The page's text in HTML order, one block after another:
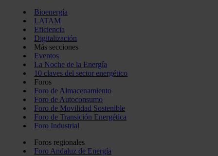
Bioenergía
LATAM
Eficiencia
Digitalización
Más secciones
Eventos
La Noche de la Energía
10 claves del sector energético
Foros
Foro de Almacenamiento
Foro de Autoconsumo
Foro de Movilidad Sostenible
Foro de Transición Energética
Foro Industrial
Foros regionales
Foro Andaluz de Energía